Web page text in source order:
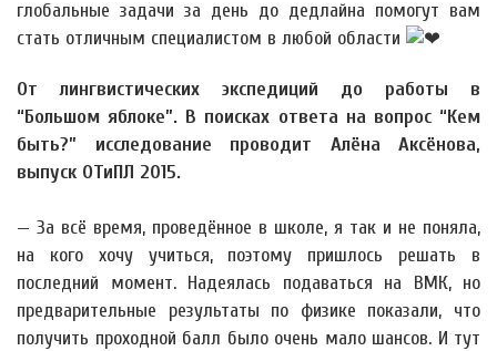
глобальные задачи за день до дедлайна помогут вам
стать отличным специалистом в любой области
От лингвистических экспедиций до работы в
“Большом яблоке”. В поисках ответа на вопрос “Кем
быть?” исследование проводит Алёна Аксёнова,
выпуск ОТиПЛ 2015.
— За всё время, проведённое в школе, я так и не поняла,
на кого хочу учиться, поэтому пришлось решать в
последний момент. Надеялась подаваться на ВМК, но
предварительные результаты по физике показали, что
получить проходной балл было очень мало шансов. И тут